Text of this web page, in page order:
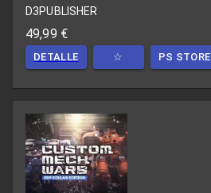
D3PUBLISHER
49,99 €
DETALLE ☆ PS STORE